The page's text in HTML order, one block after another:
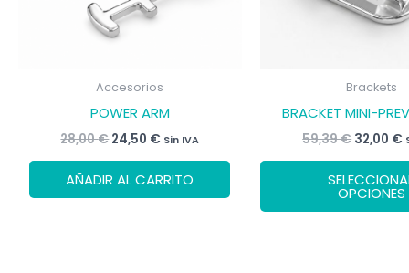
Accesorios
POWER ARM
28,00€El
era:
28,00 €.
24,50 € El
es:
24,50 €.
Sin IVA
AÑADIR AL CARRITO
Brackets
BRACKET MINI-
59,39€ El
era:
59,39 €.
32,00 €
OPCIONES